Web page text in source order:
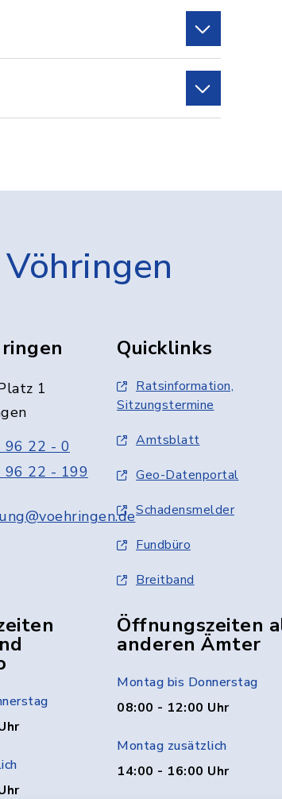
1
96 22 - 0
96 22 - 199
Quicklinks
Ratsinformation,
Sitzungstermine
Amtsblatt
Geo-Datenportal
Schadensmelder
Fundbüro
Breitband
Öffnungszeiten
anderen Ämter
Montag bis Donnerstag
08:00 - 12:00 Uhr
Montag zusätzlich
14:00 - 16:00 Uhr